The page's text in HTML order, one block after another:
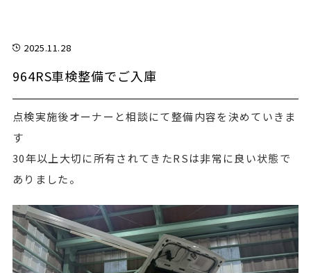
2025.11.28
964RS車検整備でご入庫
点検実施後オーナーと相談にて整備内容を決めていきま
す
30年以上大切に所有されてきたRSは非常に良い状態で
ありました。